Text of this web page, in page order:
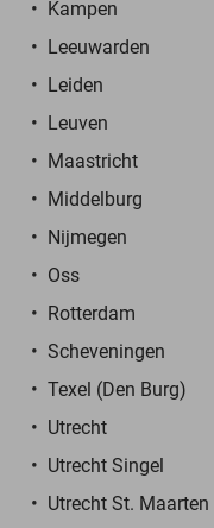
Kampen
Leeuwarden
Leiden
Leuven
Maastricht
Middelburg
Nijmegen
Oss
Rotterdam
Scheveningen
Texel (Den Burg)
Utrecht
Utrecht Singel
Utrecht St. Maarten